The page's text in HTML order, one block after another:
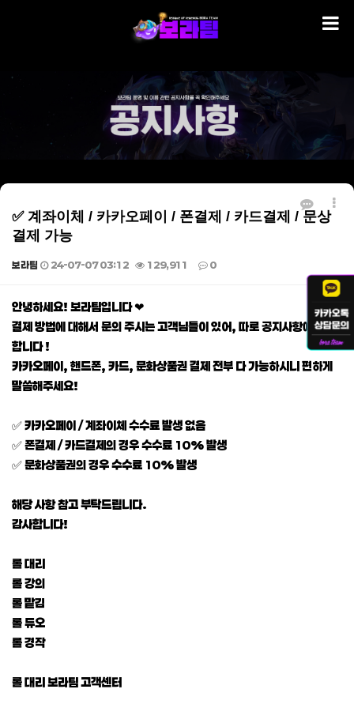
✅ 계좌이체 / 카카오페이 / 폰결제 / 카드결제 / 문상
결제 가능
보라팀 24-07-07 03:12 129,911 0
본문
안녕하세요! 보라팀입니다 ❤
결제 방법에 대해서 문의 주시는 고객님들이 있어, 따로 공지사항에 게재
합니다 !
카카오페이, 핸드폰, 카드, 문화상품권 결제 전부 다 가능하시니 편하게
말씀해주세요!
✅ 카카오페이 / 계좌이체 수수료 발생 없음
✅ 폰결제 / 카드결제의 경우 수수료 10% 발생
✅ 문화상품권의 경우 수수료 10% 발생
해당 사항 참고 부탁드립니다.
감사합니다!
롤 대리
롤 강의
롤 맡김
롤 듀오
롤 경작
롤 대리 보라팀 고객센터